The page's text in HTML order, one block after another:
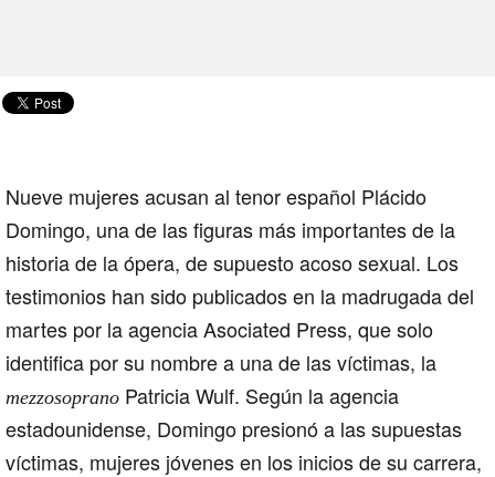
Nueve mujeres acusan al tenor español Plácido
Domingo, una de las figuras más importantes de la
historia de la ópera, de supuesto acoso sexual. Los
testimonios han sido publicados en la madrugada del
martes por la agencia Asociated Press, que solo
identifica por su nombre a una de las víctimas, la
mezzosoprano Patricia Wulf. Según la agencia
estadounidense, Domingo presionó a las supuestas
víctimas, mujeres jóvenes en los inicios de su carrera,